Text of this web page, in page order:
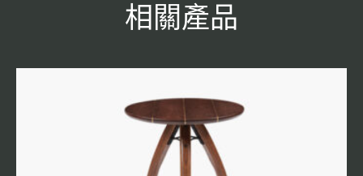
相關產品